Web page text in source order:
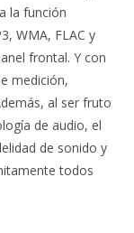
la función
WMA, FLAC y
frontal. Y con
medición,
al ser fruto
de audio, el
de sonido y
todos